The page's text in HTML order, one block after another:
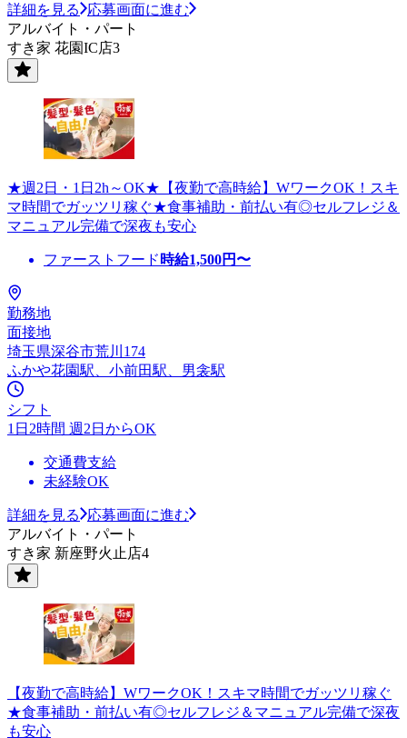
詳細を見る
応募画面に進む
アルバイト・パート
すき家 花園IC店3
★週2日・1日2h～OK★【夜勤で高時給】WワークOK！スキ
マ時間でガッツリ稼ぐ★食事補助・前払い有◎セルフレジ＆
マニュアル完備で深夜も安心
ファーストフード 時給1,500円〜
勤務地
面接地
埼玉県深谷市荒川174
ふかや花園駅、小前田駅、男衾駅
シフト
1日2時間 週2日からOK
交通費支給
未経験OK
詳細を見る
応募画面に進む
アルバイト・パート
すき家 新座野火止店4
【夜勤で高時給】WワークOK！スキマ時間でガッツリ稼ぐ
★食事補助・前払い有◎セルフレジ＆マニュアル完備で深夜
も安心